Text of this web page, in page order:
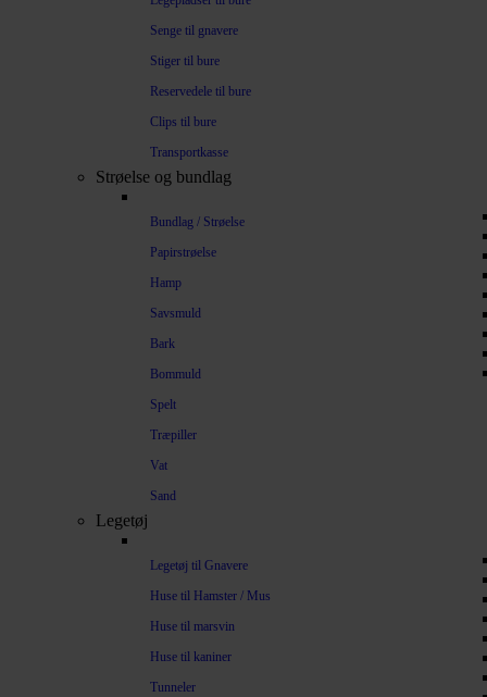
Senge til gnavere
Stiger til bure
Reservedele til bure
Clips til bure
Transportkasse
Strøelse og bundlag
Bundlag / Strøelse
Papirstrøelse
Hamp
Savsmuld
Bark
Bommuld
Spelt
Træpiller
Vat
Sand
Legetøj
Legetøj til Gnavere
Huse til Hamster / Mus
Huse til marsvin
Huse til kaniner
Tunneler